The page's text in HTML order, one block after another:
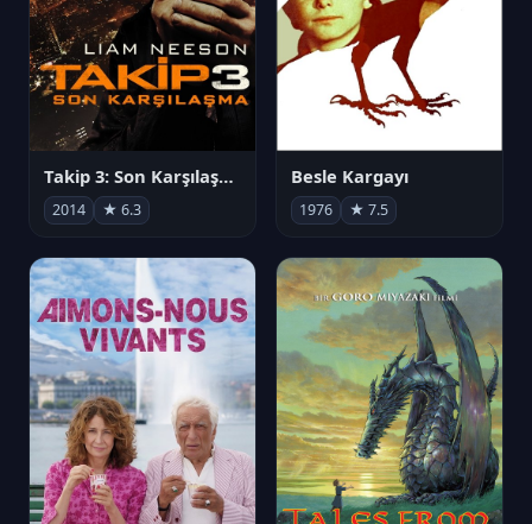
Takip 3: Son Karşılaşma
2014 ★ 6.3
Besle Kargayı
1976 ★ 7.5